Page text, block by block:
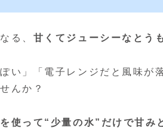
る、 甘くてジューシーなとう
い」「電子レンジだと風味が
んか？
使って“少量の水”だけで甘み